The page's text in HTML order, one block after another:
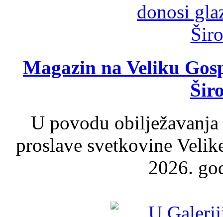
Magazin na Veliku
U povodu
proslave svetkovine
2026.